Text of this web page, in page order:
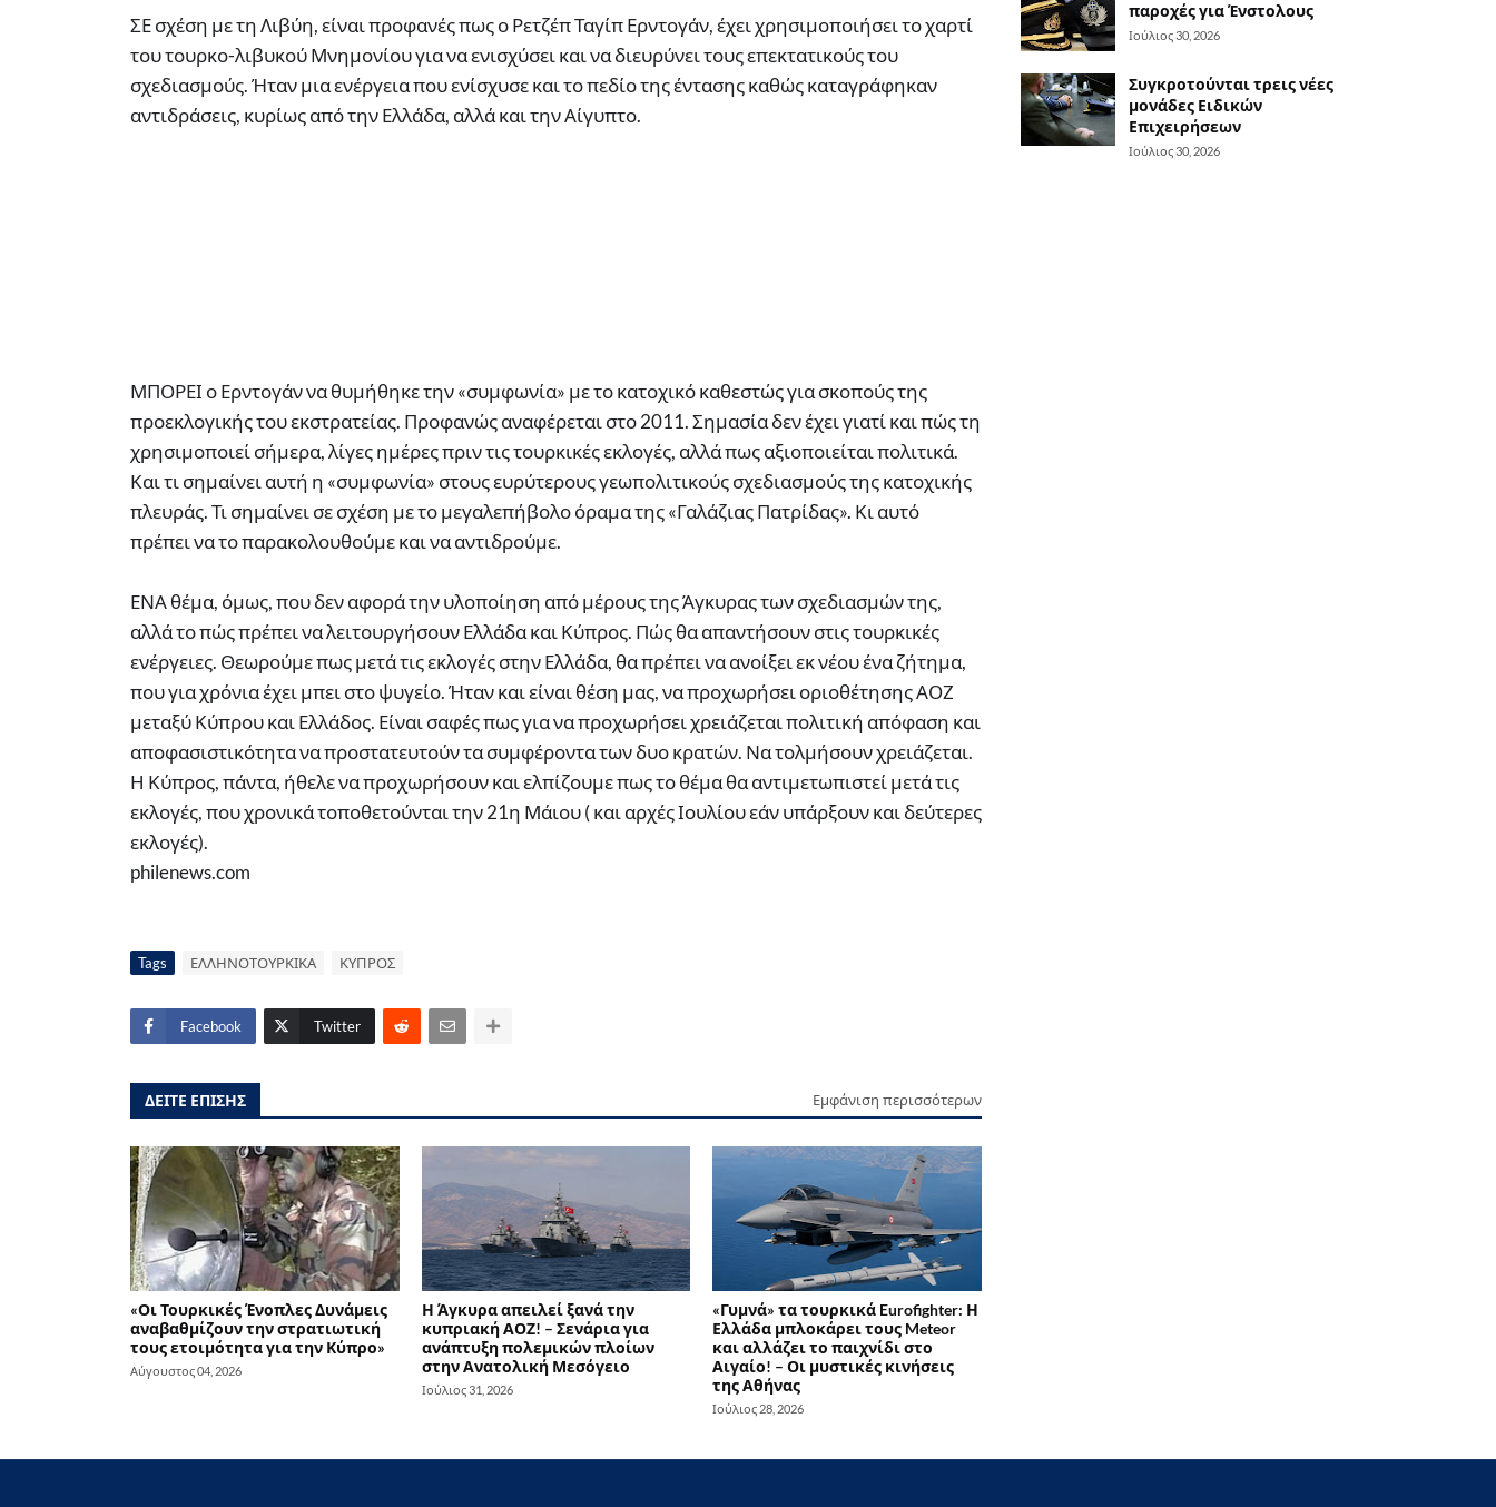
ΣΕ σχέση με τη Λιβύη, είναι προφανές πως ο Ρετζέπ Ταγίπ Ερντογάν, έχει χρησιμοποιήσει το χαρτί
του τουρκο-λιβυκού Μνημονίου για να ενισχύσει και να διευρύνει τους επεκτατικούς του
σχεδιασμούς. Ήταν μια ενέργεια που ενίσχυσε και το πεδίο της έντασης καθώς καταγράφηκαν
αντιδράσεις, κυρίως από την Ελλάδα, αλλά και την Αίγυπτο.
ΜΠΟΡΕΙ ο Ερντογάν να θυμήθηκε την «συμφωνία» με το κατοχικό καθεστώς για σκοπούς της
προεκλογικής του εκστρατείας. Προφανώς αναφέρεται στο 2011. Σημασία δεν έχει γιατί και πώς τη
χρησιμοποιεί σήμερα, λίγες ημέρες πριν τις τουρκικές εκλογές, αλλά πως αξιοποιείται πολιτικά.
Και τι σημαίνει αυτή η «συμφωνία» στους ευρύτερους γεωπολιτικούς σχεδιασμούς της κατοχικής
πλευράς. Τι σημαίνει σε σχέση με το μεγαλεπήβολο όραμα της «Γαλάζιας Πατρίδας». Κι αυτό
πρέπει να το παρακολουθούμε και να αντιδρούμε.
ΕΝΑ θέμα, όμως, που δεν αφορά την υλοποίηση από μέρους της Άγκυρας των σχεδιασμών της,
αλλά το πώς πρέπει να λειτουργήσουν Ελλάδα και Κύπρος. Πώς θα απαντήσουν στις τουρκικές
ενέργειες. Θεωρούμε πως μετά τις εκλογές στην Ελλάδα, θα πρέπει να ανοίξει εκ νέου ένα ζήτημα,
που για χρόνια έχει μπει στο ψυγείο. Ήταν και είναι θέση μας, να προχωρήσει οριοθέτησης ΑΟΖ
μεταξύ Κύπρου και Ελλάδος. Είναι σαφές πως για να προχωρήσει χρειάζεται πολιτική απόφαση και
αποφασιστικότητα να προστατευτούν τα συμφέροντα των δυο κρατών. Να τολμήσουν χρειάζεται.
Η Κύπρος, πάντα, ήθελε να προχωρήσουν και ελπίζουμε πως το θέμα θα αντιμετωπιστεί μετά τις
εκλογές, που χρονικά τοποθετούνται την 21η Μάιου ( και αρχές Ιουλίου εάν υπάρξουν και δεύτερες
εκλογές).
philenews.com
Tags ΕΛΛΗΝΟΤΟΥΡΚΙΚΑ ΚΥΠΡΟΣ
Facebook Twitter
ΔΕΙΤΕ ΕΠΙΣΗΣ Εμφάνιση περισσότερων
«Οι Τουρκικές Ένοπλες Δυνάμεις
αναβαθμίζουν την στρατιωτική
τους ετοιμότητα για την Κύπρο»
Αύγουστος 04, 2026
Η Άγκυρα απειλεί ξανά την
κυπριακή ΑΟΖ! – Σενάρια για
ανάπτυξη πολεμικών πλοίων
στην Ανατολική Μεσόγειο
Ιούλιος 31, 2026
«Γυμνά» τα τουρκικά Eurofighter: Η
Ελλάδα μπλοκάρει τους Meteor
και αλλάζει το παιχνίδι στο
Αιγαίο! – Οι μυστικές κινήσεις
της Αθήνας
Ιούλιος 28, 2026
παροχές για Ένστολους
Ιούλιος 30, 2026
Συγκροτούνται τρεις νέες
μονάδες Ειδικών
Επιχειρήσεων
Ιούλιος 30, 2026